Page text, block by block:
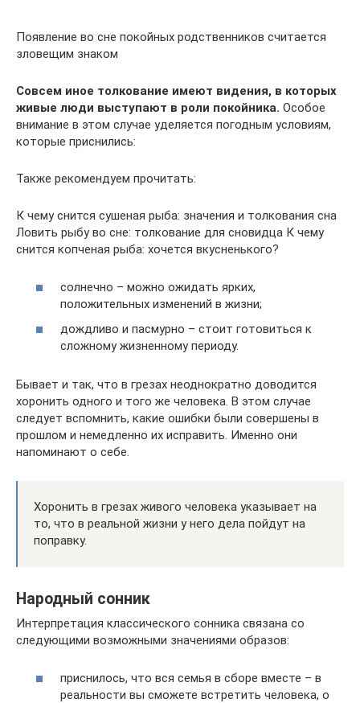
Появление во сне покойных родственников считается
зловещим знаком
Совсем иное толкование имеют видения, в которых
живые люди выступают в роли покойника. Особое
внимание в этом случае уделяется погодным условиям,
которые приснились:
Также рекомендуем прочитать:
К чему снится сушеная рыба: значения и толкования сна
Ловить рыбу во сне: толкование для сновидца К чему
снится копченая рыба: хочется вкусненького?
солнечно – можно ожидать ярких,
положительных изменений в жизни;
дождливо и пасмурно – стоит готовиться к
сложному жизненному периоду.
Бывает и так, что в грезах неоднократно доводится
хоронить одного и того же человека. В этом случае
следует вспомнить, какие ошибки были совершены в
прошлом и немедленно их исправить. Именно они
напоминают о себе.
Хоронить в грезах живого человека указывает на
то, что в реальной жизни у него дела пойдут на
поправку.
Народный сонник
Интерпретация классического сонника связана со
следующими возможными значениями образов:
приснилось, что вся семья в сборе вместе – в
реальности вы сможете встретить человека, о